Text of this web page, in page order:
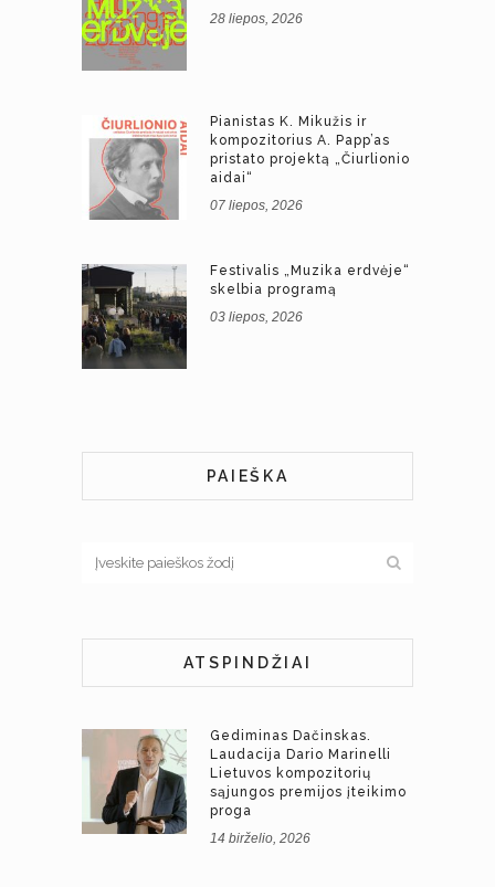
28 liepos, 2026
Pianistas K. Mikužis ir
kompozitorius A. Papp’as
pristato projektą „Čiurlionio
aidai“
07 liepos, 2026
Festivalis „Muzika erdvėje“
skelbia programą
03 liepos, 2026
PAIEŠKA
ATSPINDŽIAI
Gediminas Dačinskas.
Laudacija Dario Marinelli
Lietuvos kompozitorių
sąjungos premijos įteikimo
proga
14 birželio, 2026